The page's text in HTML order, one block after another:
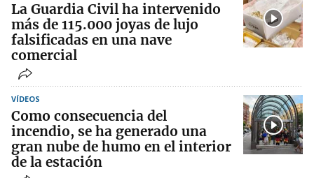
La Guardia Civil ha intervenido
más de 115.000 joyas de lujo
falsificadas en una nave
comercial
VÍDEOS
Como consecuencia del
incendio, se ha generado una
gran nube de humo en el interior
de la estación